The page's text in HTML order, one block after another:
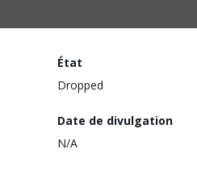
État
Dropped
Date de divulgation
N/A